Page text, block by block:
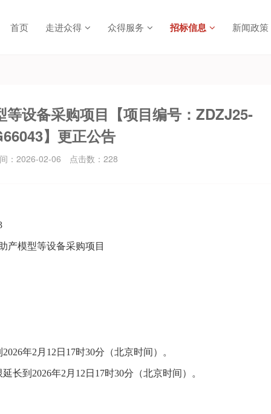
首页 走进众得 众得服务 招标信息 新闻政策
设备采购项目【项目编号：ZDZJ25-
】更正公告
：2026-02-06 点击数： 228
产模型等设备采购项目
2026年2 月 1 2 日 1 7时30分（北京时间）。
长到 2026年2 月 12 日 17时30分（北京时间）。